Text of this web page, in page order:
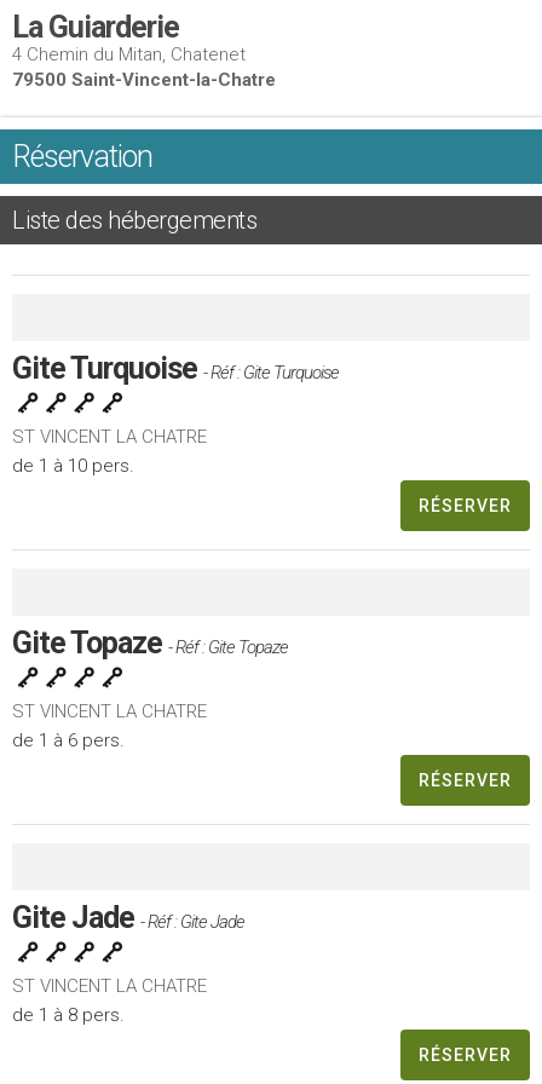
La Guiarderie
4 Chemin du Mitan, Chatenet
79500 Saint-Vincent-la-Chatre
Réservation
Liste des hébergements
Gite Turquoise - Réf : Gite Turquoise
ST VINCENT LA CHATRE
de 1 à 10 pers.
RÉSERVER
Gite Topaze - Réf : Gite Topaze
ST VINCENT LA CHATRE
de 1 à 6 pers.
RÉSERVER
Gite Jade - Réf : Gite Jade
ST VINCENT LA CHATRE
de 1 à 8 pers.
RÉSERVER